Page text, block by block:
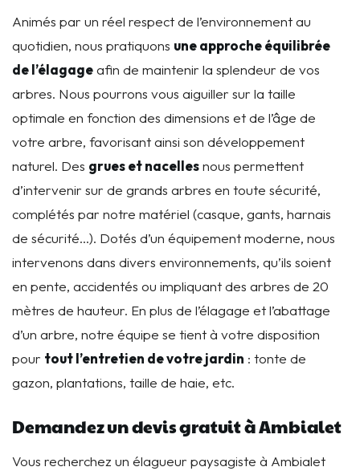
Animés par un réel respect de l’environnement au
quotidien, nous pratiquons une approche équilibrée
de l’élagageafin de maintenir la splendeur de vos
arbres. Nous pourrons vous aiguiller sur la taille
optimale en fonction des dimensions et de l’âge de
votre arbre, favorisant ainsi son développement
naturel. Des grues et nacellesnous permettent
d’intervenir sur de grands arbres en toute sécurité,
complétés par notre matériel (casque, gants, harnais
de sécurité…). Dotés d’un équipement moderne, nous
intervenons dans divers environnements, qu’ils soient
en pente, accidentés ou impliquant des arbres de 20
mètres de hauteur. En plus de l’élagage et l’abattage
d’un arbre, notre équipe se tient à votre disposition
pour tout l’entretien de votre jardin : tonte de
gazon, plantations, taille de haie, etc.
Demandez un devis gratuit à Ambialet
Vous recherchez un élagueur paysagiste à Ambialet